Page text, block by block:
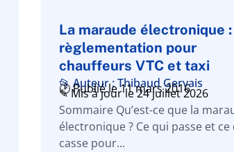
La maraude électronique :
règlementation pour
chauffeurs VTC et taxi
📂 Auteur : Thibaud Gervais
🕑 Publié le 11 mars 2016
✎ Mis à jour le 24 juillet 2026
Sommaire Qu’est-ce que la
électronique ? Ce qui passe et ce
casse pour...